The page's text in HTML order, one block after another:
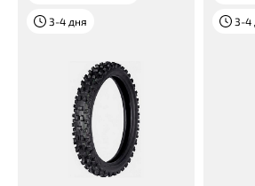
3-4 дня 3-4